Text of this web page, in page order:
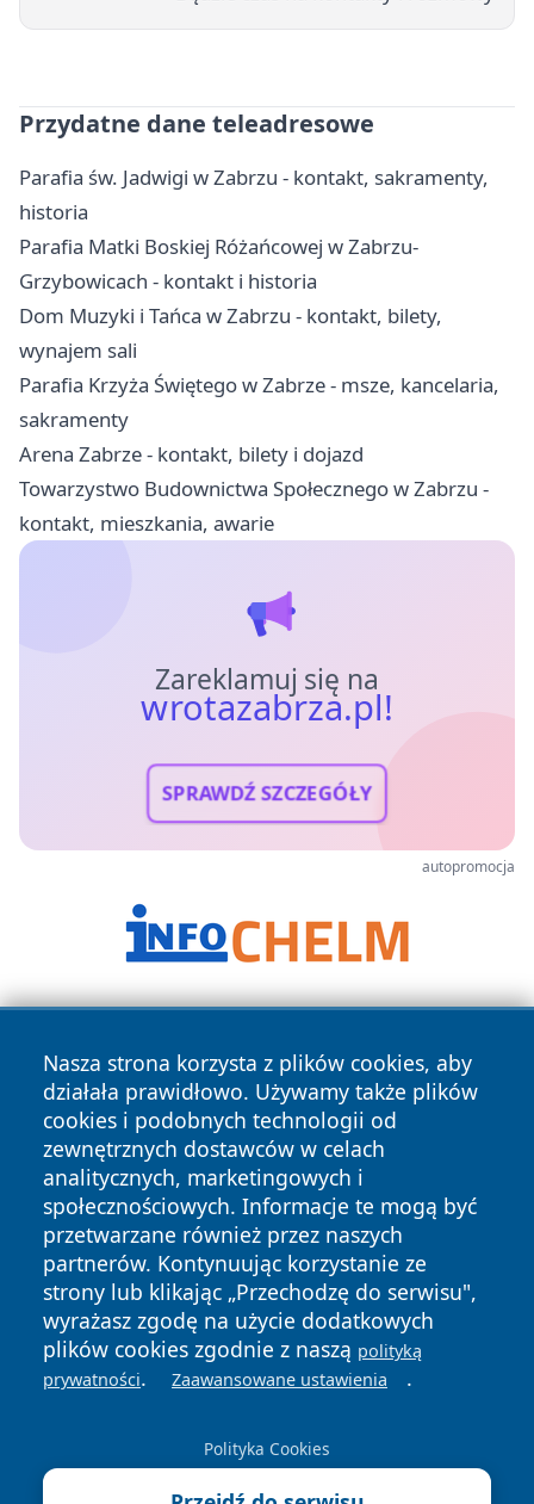
Przydatne dane teleadresowe
Parafia św. Jadwigi w Zabrzu - kontakt, sakramenty,
historia
Parafia Matki Boskiej Różańcowej w Zabrzu-
Grzybowicach - kontakt i historia
Dom Muzyki i Tańca w Zabrzu - kontakt, bilety,
wynajem sali
Parafia Krzyża Świętego w Zabrze - msze, kancelaria,
sakramenty
Arena Zabrze - kontakt, bilety i dojazd
Towarzystwo Budownictwa Społecznego w Zabrzu -
kontakt, mieszkania, awarie
Zareklamuj się na
wrotazabrza.pl!
SPRAWDŹ SZCZEGÓŁY
autopromocja
Nasza strona korzysta z plików cookies, aby
działała prawidłowo. Używamy także plików
cookies i podobnych technologii od
zewnętrznych dostawców w celach
analitycznych, marketingowych i
społecznościowych. Informacje te mogą być
przetwarzane również przez naszych
partnerów. Kontynuując korzystanie ze
strony lub klikając „Przechodzę do serwisu",
wyrażasz zgodę na użycie dodatkowych
plików cookies zgodnie z naszą polityką
prywatności. Zaawansowane ustawienia .
Polityka Cookies
Copyright © 2026 wrotazabrza.pl Wszystkie prawa
zastrzeżone.
News Autorzy
Polityka
Prywatności
Polityka
Cookies